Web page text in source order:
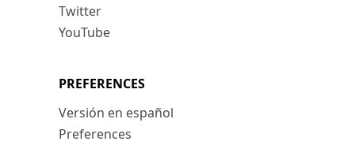
Twitter
YouTube
PREFERENCES
Versión en español
Preferences